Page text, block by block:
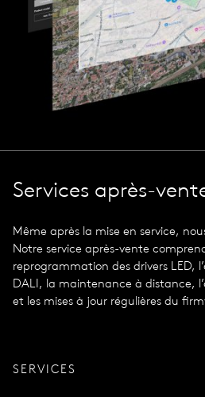
Services après-
Même après la mise en service,
Notre service après-vente
reprogrammation des drivers LED,
DALI, la maintenance à distance,
et les mises à jour régulières du
SERVICES